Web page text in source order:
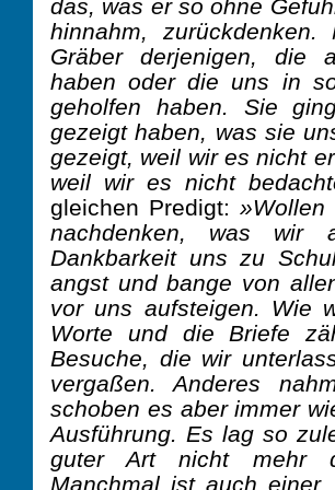
das, was er so ohne
hinnahm,
Gräber derjenigen, die
haben oder die uns in
geholfen haben. Sie
gezeigt haben, was sie
gezeigt, weil wir es nicht
weil wir es nicht
gleichen Predigt:
nachdenken, was wir
Dankbarkeit uns zu
angst und bange von
vor uns aufsteigen. Wie
Worte und die Briefe
Besuche, die wir
vergaßen. Anderes
schoben es aber immer
Ausführung. Es lag so
guter Art nicht mehr
Manchmal ist auch